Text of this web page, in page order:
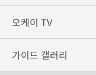
오케이 TV
가이드 갤러리